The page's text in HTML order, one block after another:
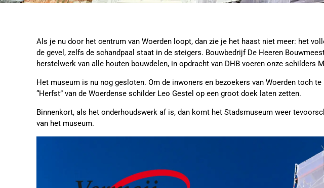
Als je nu door het centrum van Woerden loopt, dan zie je het haast niet meer: het
de gevel, zelfs de schandpaal staat in de steigers. Bouwbedrijf De Heeren
herstelwerk van alle houten bouwdelen, in opdracht van DHB voeren onze schilders
Het museum is nu nog gesloten. Om de inwoners en bezoekers van Woerden toch
“Herfst” van de Woerdense schilder Leo Gestel op een groot doek laten zetten.
Binnenkort, als het onderhoudswerk af is, dan komt het Stadsmuseum weer
van het museum.